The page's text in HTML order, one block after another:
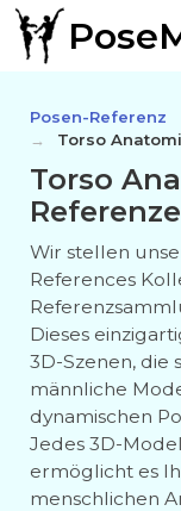
Posen-Referenz
Torso
Torso
Wir stellen
References
Dieses
3D-Szenen, die
männliche
dynamischen
Jedes 3D-
ermöglicht es
menschlichen